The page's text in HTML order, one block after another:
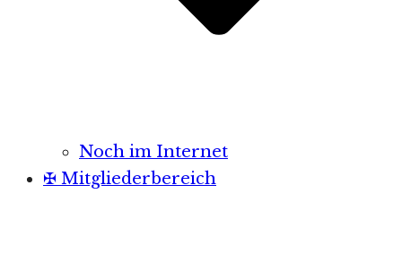
Noch im Internet
✠ Mitgliederbereich